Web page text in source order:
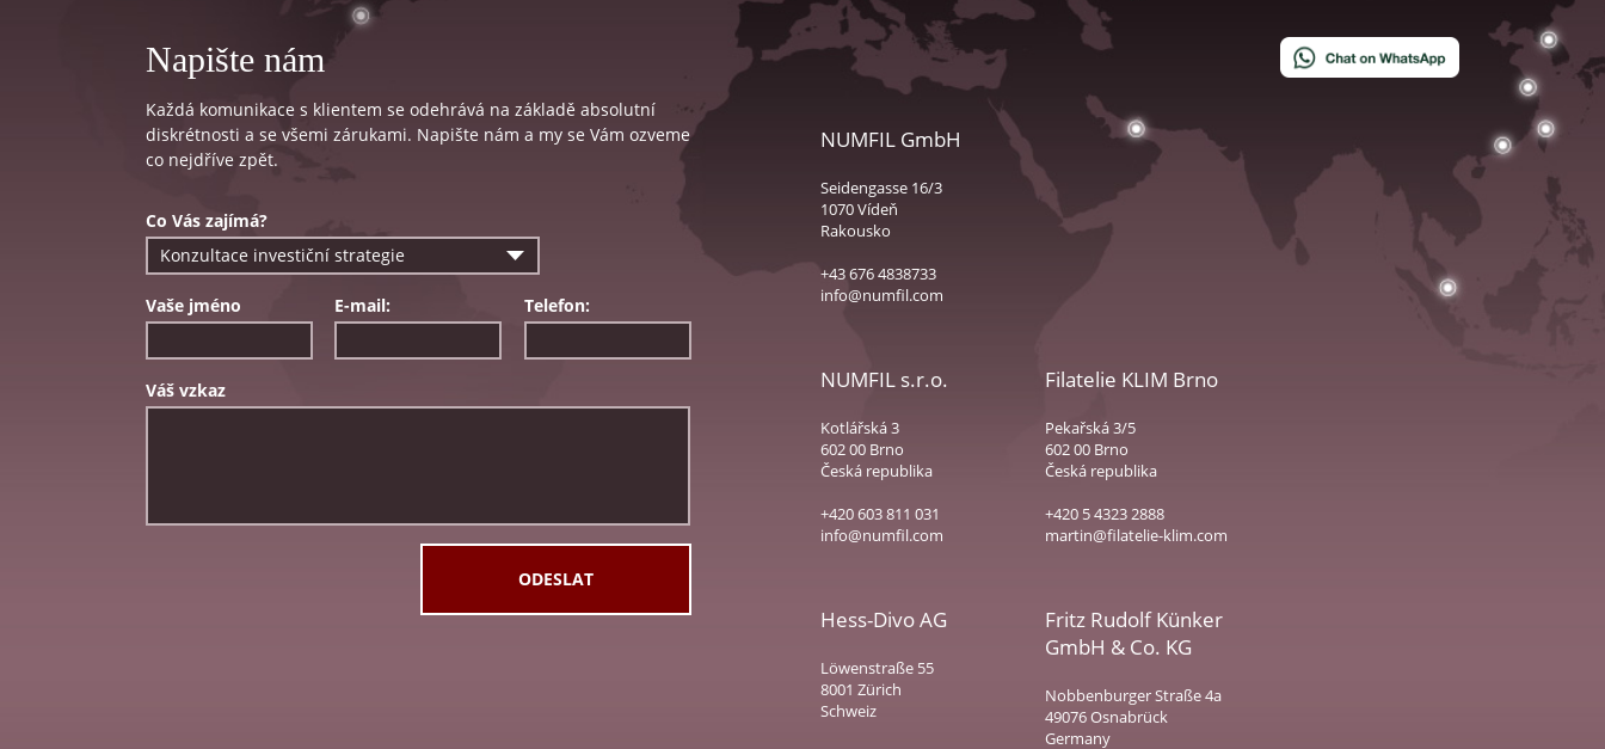
Napište nám
Každá komunikace s klientem se odehrává na základě absolutní
diskrétnosti a se všemi zárukami. Napište nám a my se Vám ozveme
co nejdříve zpět.
Co Vás zajímá?
Konzultace investiční strategie
Vaše jméno E-mail: Telefon:
Váš vzkaz
NUMFIL GmbH
Seidengasse 16/3
1070 Vídeň
Rakousko
+43 676 4838733
info@numfil.com
NUMFIL s.r.o.
Kotlářská 3
602 00 Brno
Česká republika
+420 603 811 031
info@numfil.com
Filatelie KLIM Brno
Pekařská 3/5
602 00 Brno
Česká republika
+420 5 4323 2888
martin@filatelie-klim.com
Hess-Divo AG
Löwenstraße 55
8001 Zürich
Schweiz
Fritz Rudolf Künker
GmbH & Co. KG
Nobbenburger Straße 4a
49076 Osnabrück
Germany